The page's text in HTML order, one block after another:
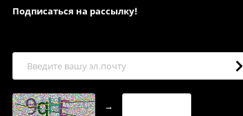
Подписаться на рассылкy!
→